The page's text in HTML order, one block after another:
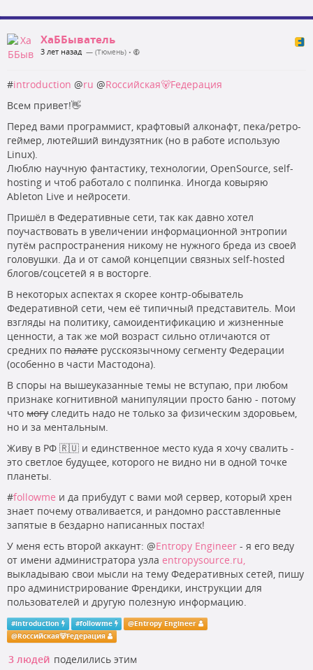
ХаББыватель
3 лет назад — (Тюмень) •
#introduction @ru @Rоссийская🐻Fедерация
Всем привет!👋
Перед вами программист, крафтовый алконафт, пека/ретро-
геймер, лютейший виндузятник (но в работе использую
Linux).
Люблю научную фантастику, технологии, OpenSource, self-
hosting и чтоб работало с полпинка. Иногда ковыряю
Ableton Live и нейросети.
Пришёл в Федеративные сети, так как давно хотел
поучаствовать в увеличении информационной энтропии
путём распространения никому не нужного бреда из своей
головушки. Да и от самой концепции связных self-hosted
блогов/соцсетей я в восторге.
В некоторых аспектах я скорее контр-обыватель
Федеративной сети, чем её типичный представитель. Мои
взгляды на политику, самоидентификацию и жизненные
ценности, а так же мой возраст сильно отличаются от
средних по палате русскоязычному сегменту Федерации
(особенно в части Мастодона).
В споры на вышеуказанные темы не вступаю, при любом
признаке когнитивной манипуляции просто баню - потому
что могу следить надо не только за физическим здоровьем,
но и за ментальным.
Живу в РФ 🇷🇺 и единственное место куда я хочу свалить -
это светлое будущее, которого не видно ни в одной точке
планеты.
#followme и да прибудут с вами мой сервер, который хрен
знает почему отваливается, и рандомно расставленные
запятые в бездарно написанных постах!
У меня есть второй аккаунт: @Entropy Engineer - я его веду
от имени администратора узла entropysource.ru,
выкладываю свои мысли на тему Федеративных сетей, пишу
про администрирование Френдики, инструкции для
пользователей и другую полезную информацию.
#introduction #followme @Entropy Engineer
@Rоссийская🐻Fедерация
3 людей поделились этим